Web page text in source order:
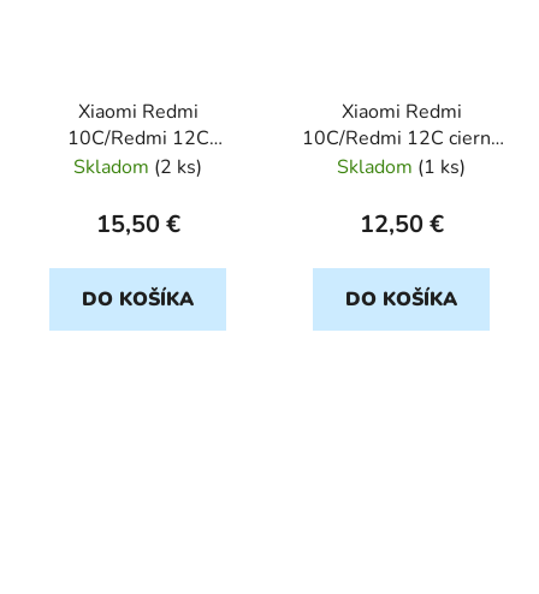
Xiaomi Redmi
10C/Redmi 12C
transparent JELLY
Skladom (2 ks)
15,50 €
DO KOŠÍKA
Xiaomi Redmi
10C/Redmi 12C cierny
FORCELL Lite
Skladom (1 ks)
12,50 €
DO KOŠÍKA